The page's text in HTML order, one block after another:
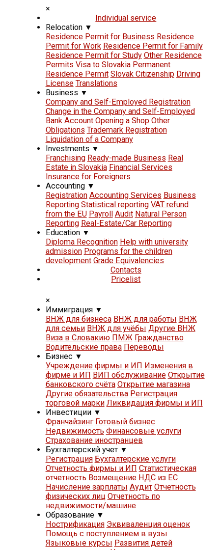
×
Individual service
Relocation ▼
Residence Permit for Business Residence
Permit for Work Residence Permit for Family
Residence Permit for Study Other Residence
Permits Visa to Slovakia Permanent
Residence Permit Slovak Citizenship Driving
License Translations
Business ▼
Company and Self-Employed Registration
Change in the Company and Self-Employed
Bank Account Opening a Shop Other
Obligations Trademark Registration
Liquidation of a Company
Investments ▼
Franchising Ready-made Business Real
Estate in Slovakia Financial Services
Insurance for Foreigners
Accounting ▼
Registration Accounting Services Business
Reporting Statistical reporting VAT refund
from the EU Payroll Audit Natural Person
Reporting Real-Estate/Car Reporting
Education ▼
Diploma Recognition Help with university
admission Programs for the children
development Grade Equivalencies
Contacts
Pricelist
×
Иммиграция ▼
ВНЖ для бизнеса ВНЖ для работы ВНЖ
для семьи ВНЖ для учёбы Другие ВНЖ
Виза в Словакию ПМЖ Гражданство
Водительские права Переводы
Бизнес ▼
Учреждение фирмы и ИП Изменения в
фирме и ИП ВИП обслуживание Открытие
банковского счёта Открытие магазина
Другие обязательства Регистрация
торговой марки Ликвидация фирмы и ИП
Инвестиции ▼
Франчайзинг Готовый бизнес
Недвижимость Финансовые услуги
Страхование иностранцев
Бухгалтерский учет ▼
Регистрация Бухгалтерские услуги
Отчетность фирмы и ИП Статистическая
отчетность Возмещение НДС из ЕС
Начисление зарплаты Аудит Отчетность
физических лиц Отчетность по
недвижимости/машине
Образование ▼
Нострификация Эквиваленция оценок
Помощь с поступлением в вузы
Языковые курсы Развития детей